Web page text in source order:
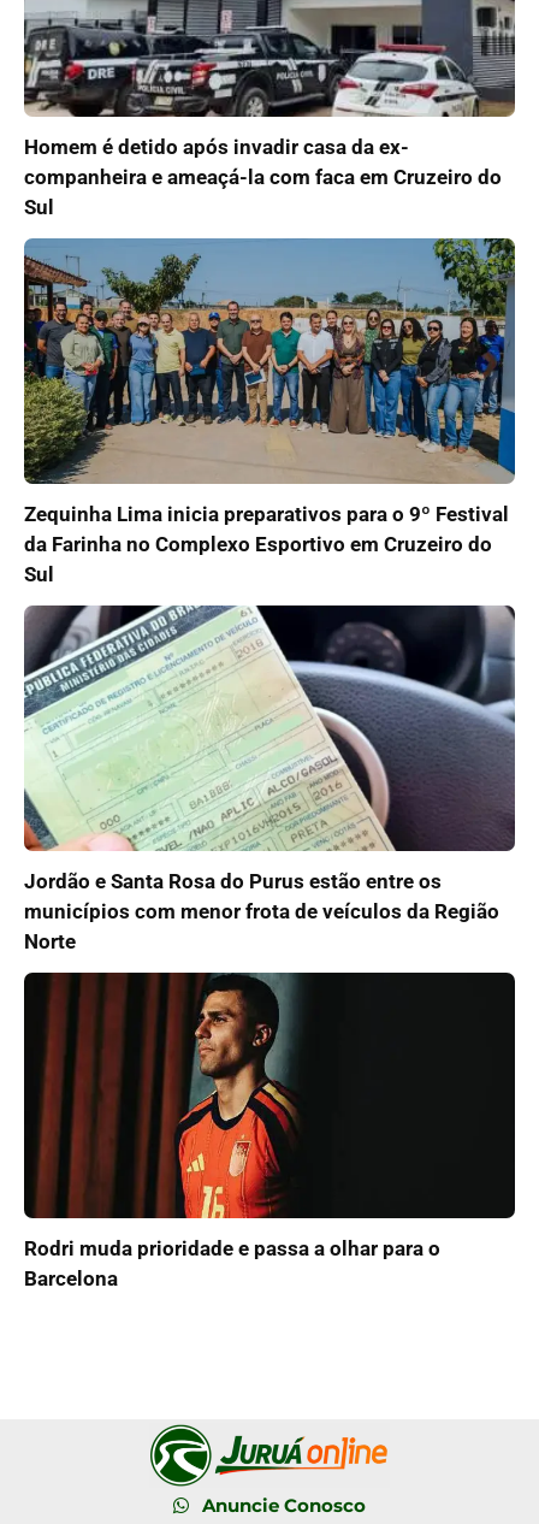
Homem é detido após invadir casa da ex-
companheira e ameaçá-la com faca em Cruzeiro do
Sul
Zequinha Lima inicia preparativos para o 9º Festival
da Farinha no Complexo Esportivo em Cruzeiro do
Sul
Jordão e Santa Rosa do Purus estão entre os
municípios com menor frota de veículos da Região
Norte
Rodri muda prioridade e passa a olhar para o
Barcelona
Anuncie Conosco